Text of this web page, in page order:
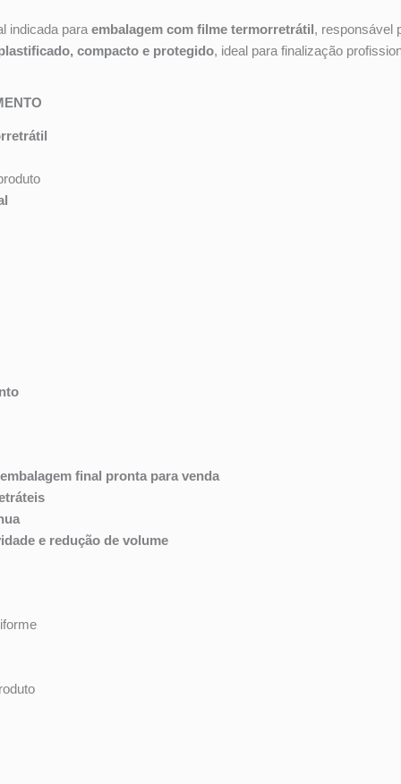
indicada para embalagem com filme termorretrátil, responsável
compacto e protegido, ideal para finalização
embalagem final pronta para venda
e redução de volume